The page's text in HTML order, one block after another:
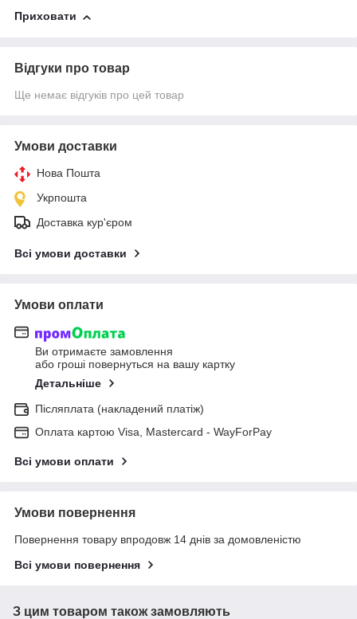
Приховати
Відгуки про товар
Ще немає відгуків про цей товар
Умови доставки
Нова Пошта
Укрпошта
Доставка кур'єром
Всі умови доставки
Умови оплати
Ви отримаєте замовлення
або гроші повернуться на вашу картку
Детальніше
Післяплата (накладений платіж)
Оплата картою Visa, Mastercard - WayForPay
Всі умови оплати
Умови повернення
Повернення товару впродовж 14 днів за домовленістю
Всі умови повернення
З цим товаром також замовляють